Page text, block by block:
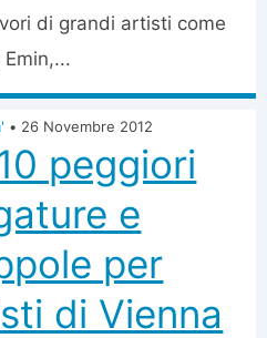
di grandi artisti come
• 26 Novembre 2012
peggiori
e
per
di Vienna